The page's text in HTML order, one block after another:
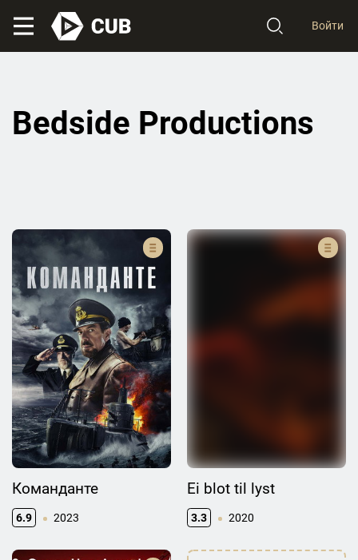
Войти
Bedside Productions
Команданте
6.9 2023
Ei blot til lyst
3.3 2020